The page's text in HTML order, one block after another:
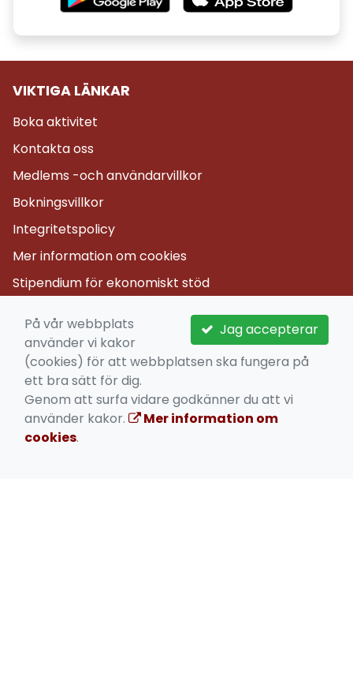
VIKTIGA LÄNKAR
Boka aktivitet
Kontakta oss
Medlems -och användarvillkor
Bokningsvillkor
Integritetspolicy
Mer information om cookies
Stipendium för ekonomiskt stöd
TILL VÅR HEMSIDA!
Klicka här för att komma till vår hemsida!
SIMKLUBBEN NEPTUN
Jag accepterar
På vår webbplats
använder vi kakor
(cookies) för att webbplatsen ska fungera på
ett bra sätt för dig.
Genom att surfa vidare godkänner du att vi
använder kakor.
Mer information om
cookies.